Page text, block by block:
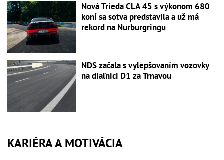
Nová Trieda CLA 45 s výkonom 680
koní sa sotva predstavila a už má
rekord na Nurburgringu
NDS začala s vylepšovaním vozovky
na diaľnici D1 za Trnavou
KARIÉRA A MOTIVÁCIA